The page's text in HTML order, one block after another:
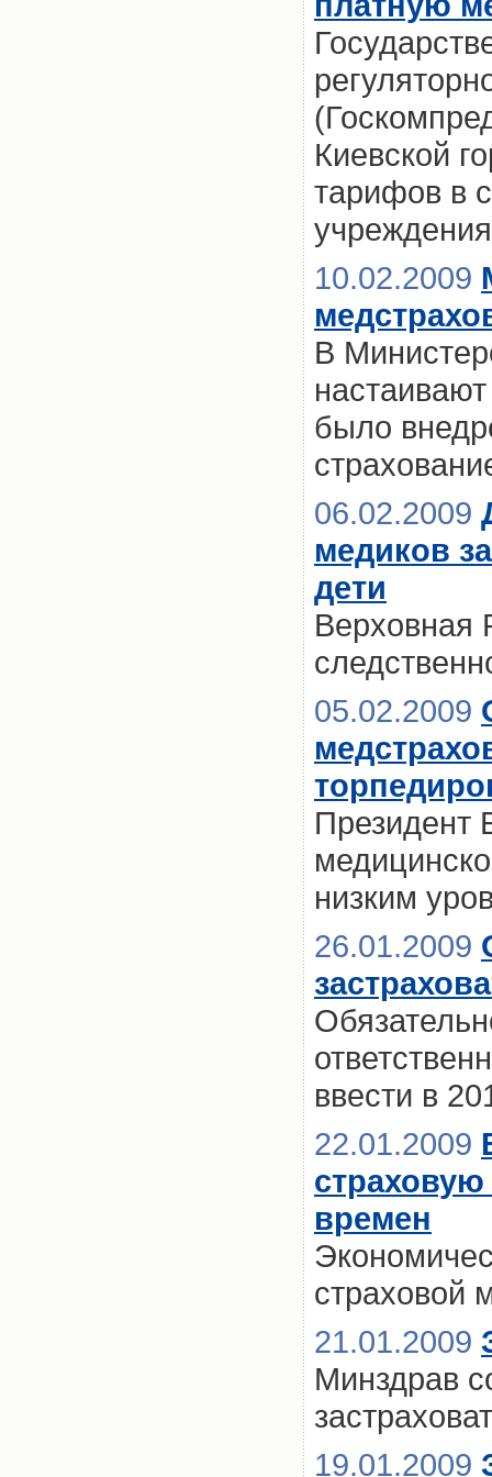
Киевской
тарифов в
10.02.2009
В
было
06.02.2009
медиков
дети
Верховная
05.02.2009
Президент
низким
26.01.2009
ввести в
22.01.2009
времен
страховой
21.01.2009
Минздрав
19.01.2009